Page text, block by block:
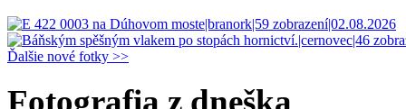
Ďalšie nové fotky >>
Fotografia z dneška